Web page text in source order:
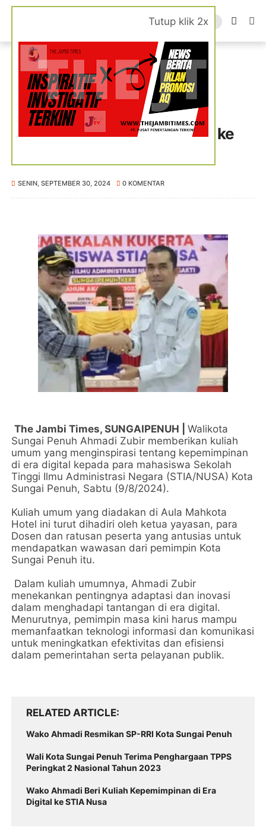
Beranda Sungai Penuh
Wako Ahmadi Beri Kuliah
Kepemimpinan di Era Digital ke STIA Nusa
Wako Ahmadi Beri Kuliah
Kepemimpinan di Era Digital ke
SENIN, SEPTEMBER 30, 2024 0 KOMENTAR
The Jambi Times, SUNGAIPENUH |Walikota
Sungai Penuh Ahmadi Zubir memberikan kuliah
umum yang menginspirasi tentang kepemimpinan
di era digital kepada para mahasiswa Sekolah
Tinggi Ilmu Administrasi Negara (STIA/NUSA) Kota
Sungai Penuh, Sabtu (9/8/2024).
Kuliah umum yang diadakan di Aula Mahkota
Hotel ini turut dihadiri oleh ketua yayasan, para
Dosen dan ratusan peserta yang antusias untuk
mendapatkan wawasan dari pemimpin Kota
Sungai Penuh itu.
Dalam kuliah umumnya, Ahmadi Zubir
menekankan pentingnya adaptasi dan inovasi
dalam menghadapi tantangan di era digital.
Menurutnya, pemimpin masa kini harus mampu
memanfaatkan teknologi informasi dan komunikasi
untuk meningkatkan efektivitas dan efisiensi
dalam pemerintahan serta pelayanan publik.
RELATED ARTICLE
Wako Ahmadi Resmikan SP-RRI Kota Sungai Penuh
Wali Kota Sungai Penuh Terima Penghargaan TPPS
Peringkat 2 Nasional Tahun 2023
Wako Ahmadi Beri Kuliah Kepemimpinan di Era
Digital ke STIA Nusa
Tutup klik 2x